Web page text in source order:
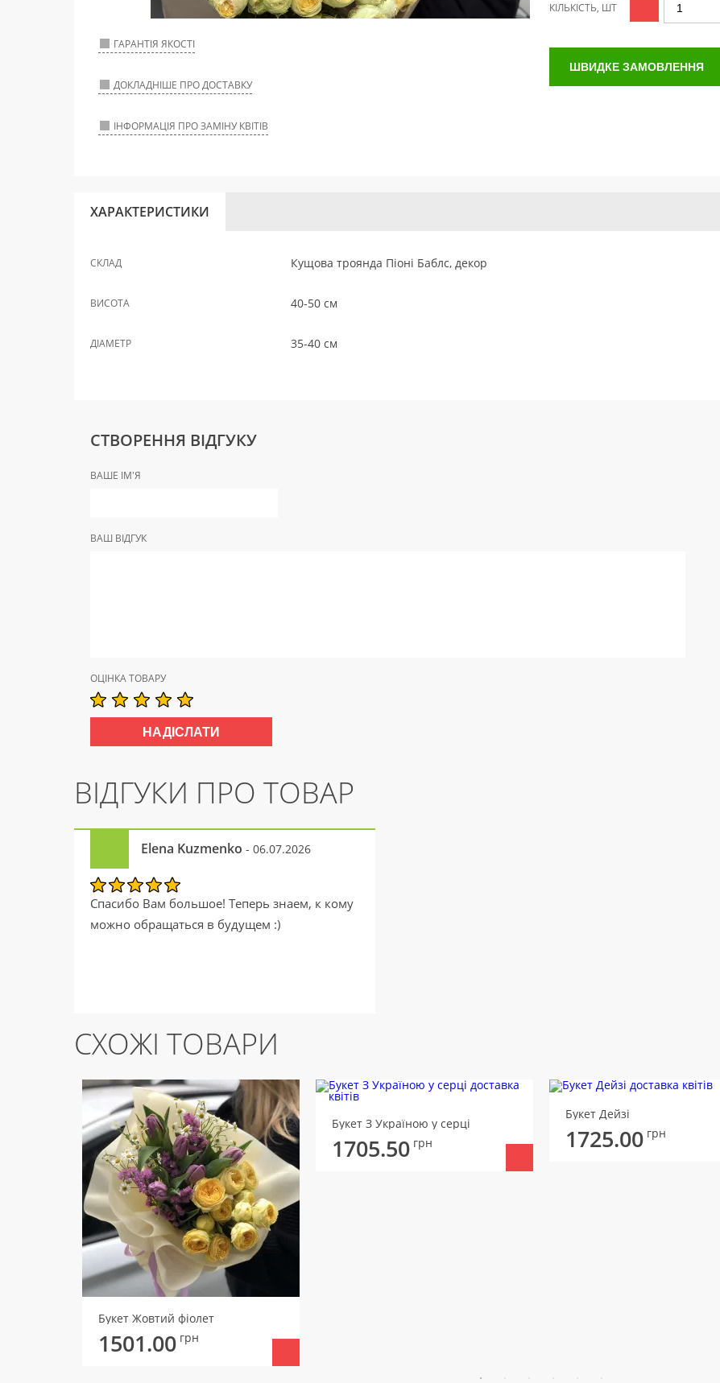
ГАРАНТІЯ ЯКОСТІ
ДОКЛАДНІШЕ ПРО ДОСТАВКУ
ІНФОРМАЦІЯ ПРО ЗАМІНУ КВІТІВ
КІЛЬКІСТЬ, ШТ
ШВИДКЕ ЗАМОВЛЕННЯ
ХАРАКТЕРИСТИКИ
СКЛАД Кущова троянда Піоні Баблс, декор
ВИСОТА 40-50 см
ДІАМЕТР 35-40 см
СТВОРЕННЯ ВІДГУКУ
ВАШЕ ІМ'Я
ВАШ ВІДГУК
ОЦІНКА ТОВАРУ
ВІДГУКИ ПРО ТОВАР
Elena Kuzmenko - 06.07.2026
Спасибо Вам большое! Теперь знаем, к кому
можно обращаться в будущем :)
СХОЖІ ТОВАРИ
Букет Жовтий фіолет
1501.00 грн
Букет З Україною у серці
1705.50 грн
Букет Дейзі
1725.00 грн